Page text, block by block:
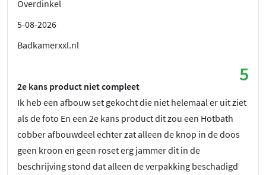
Overdinkel
5-08-2026
Badkamerxxl.nl
5
2e kans product niet compleet
Ik heb een afbouw set gekocht die niet helemaal er uit ziet
als de foto En een 2e kans product dit zou een Hotbath
cobber afbouwdeel echter zat alleen de knop in de doos
geen kroon en geen roset erg jammer dit in de
beschrijving stond dat alleen de verpakking beschadigd